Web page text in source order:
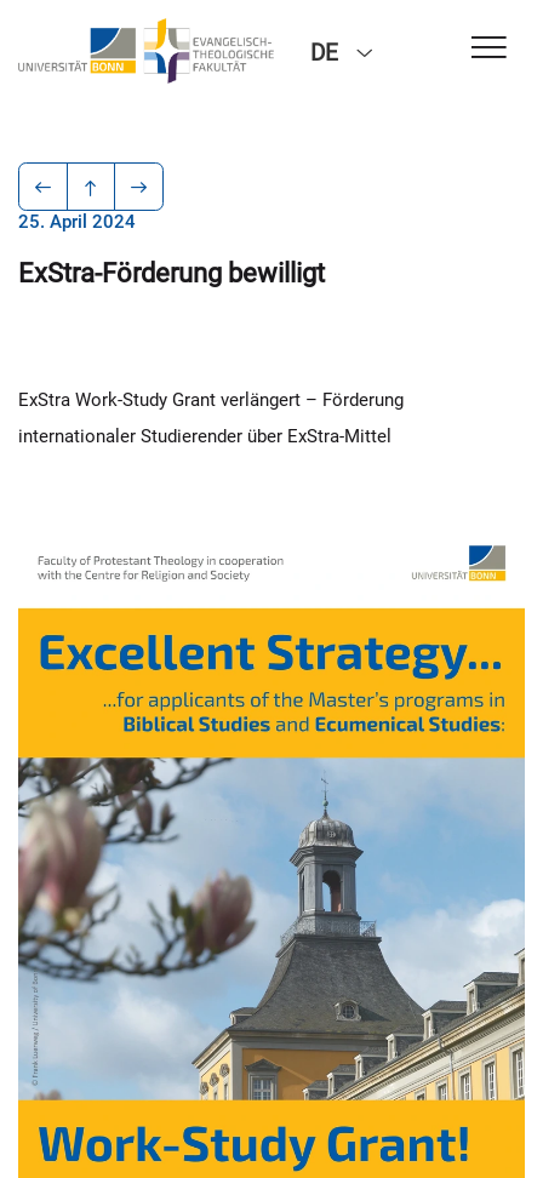
DE
25. April 2024
ExStra-Förderung bewilligt
ExStra Work-Study Grant verlängert – Förderung
internationaler Studierender über ExStra-Mittel